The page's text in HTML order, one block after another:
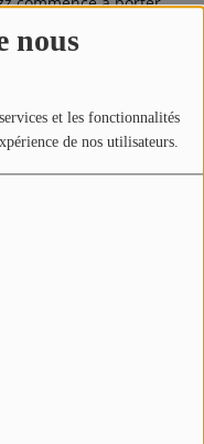
nous
et les fonctionnalités
de nos utilisateurs.